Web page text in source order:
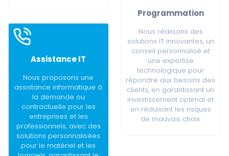
Assistance IT
Nous proposons une
assistance informatique à
la demande ou
contractuelle pour les
entreprises et les
professionnels, avec des
solutions personnalisées
pour le matériel et les
Programmation
Nous réalisons des
solutions IT innovantes, un
conseil personnalisé et
une expertise
technologique pour
répondre aux besoins des
clients, en garantissant un
investissement optimal et
en réduisant les risques
de mauvais choix.